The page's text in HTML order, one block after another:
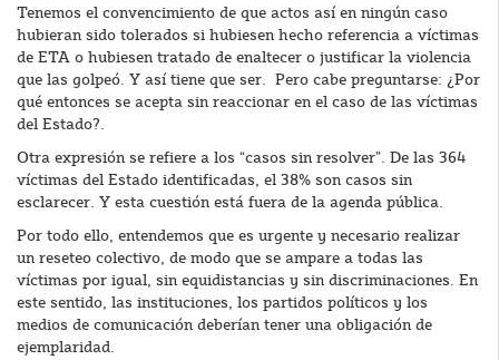
Tenemos el convencimiento de que actos así en ningún caso
hubieran sido tolerados si hubiesen hecho referencia a víctimas
de ETA o hubiesen tratado de enaltecer o justificar la violencia
que las golpeó. Y así tiene que ser. Pero cabe preguntarse: ¿Por
qué entonces se acepta sin reaccionar en el caso de las víctimas
del Estado?.
Otra expresión se refiere a los “casos sin resolver”. De las 364
víctimas del Estado identificadas, el 38% son casos sin
esclarecer. Y esta cuestión está fuera de la agenda pública.
Por todo ello, entendemos que es urgente y necesario realizar
un reseteo colectivo, de modo que se ampare a todas las
víctimas por igual, sin equidistancias y sin discriminaciones. En
este sentido, las instituciones, los partidos políticos y los
medios de comunicación deberían tener una obligación de
ejemplaridad.